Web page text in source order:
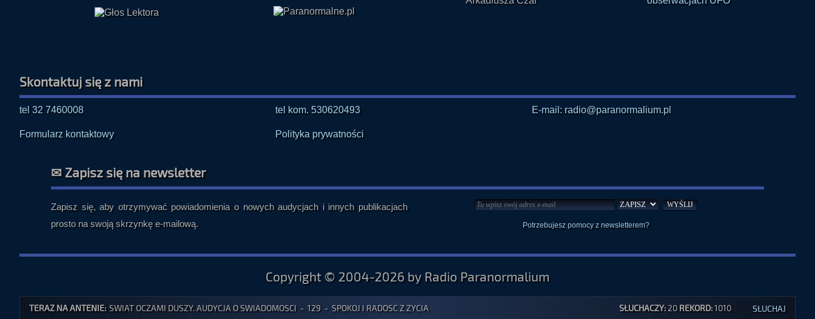
Skontaktuj się z nami
tel 32 7460008 tel kom. 530620493 E-mail: radio@paranormalium.pl
Formularz kontaktowy Polityka prywatności
✉ Zapisz się na newsletter
Zapisz się, aby otrzymywać powiadomienia o nowych audycjach i innych publikacjach
prosto na swoją skrzynkę e-mailową.
Potrzebujesz pomocy z newsletterem?
Copyright © 2004-2026 by Radio Paranormalium
TERAZ NA ANTENIE: SWIAT OCZAMI DUSZY. AUDYCJA O SWIADOMOSCI - 129 - SPOKOJ I RADOSC Z ZYCIA SŁUCHACZY: 20 REKORD:1010 SŁUCHAJ